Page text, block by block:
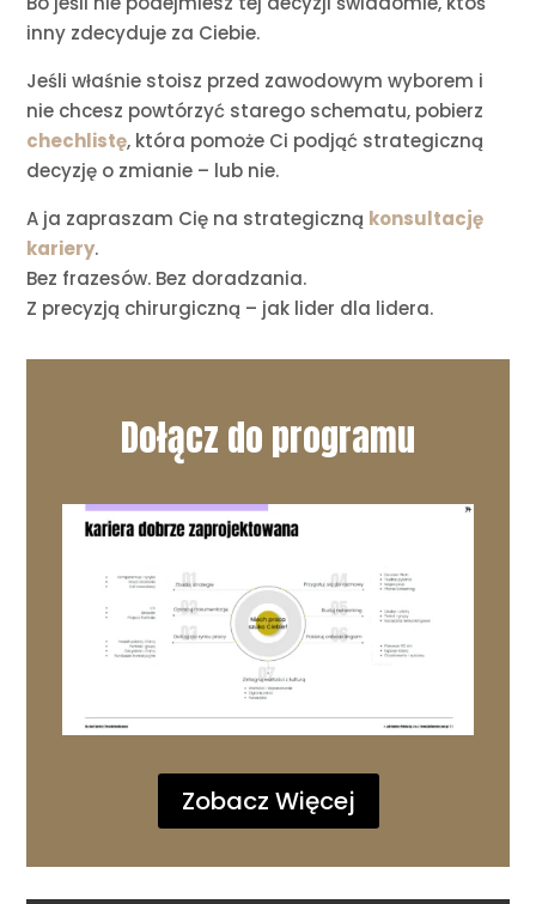
inny zdecyduje za Ciebie.
Jeśli właśnie stoisz przed zawodowym wyborem i
nie chcesz powtórzyć starego schematu, pobierz
chechlistę, która pomoże Ci podjąć strategiczną
decyzję o zmianie – lub nie.
A ja zapraszam Cię na strategiczną konsultację
kariery.
Bez frazesów. Bez doradzania.
Z precyzją chirurgiczną – jak lider dla lidera.
Dołącz do programu
Zobacz Więcej